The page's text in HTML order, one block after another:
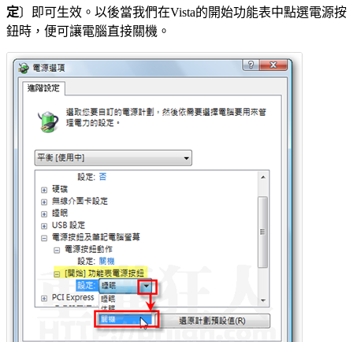
定〕即可生效。以後當我們在Vista的開始功能表中點選電源按
鈕時，便可讓電腦直接關機。